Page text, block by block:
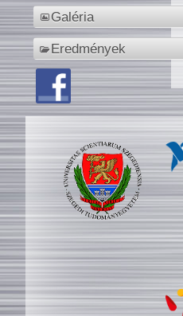
Galéria
Eredmények